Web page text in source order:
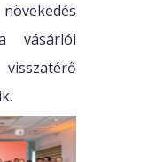
vásárlói